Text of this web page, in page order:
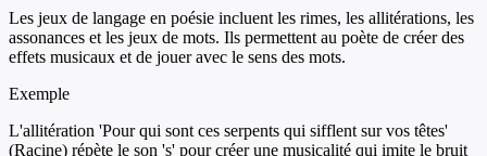
Les jeux de langage en poésie incluent les rimes, les allitérations, les
assonances et les jeux de mots. Ils permettent au poète de créer des
effets musicaux et de jouer avec le sens des mots.
Exemple
L'allitération 'Pour qui sont ces serpents qui sifflent sur vos têtes'
(Racine) répète le son 's' pour créer une musicalité qui imite le bruit